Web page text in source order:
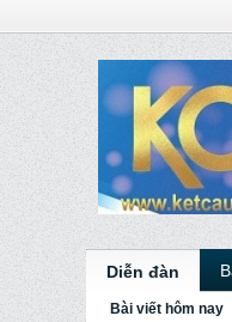
Diễn đàn
Bài viết hôm nay